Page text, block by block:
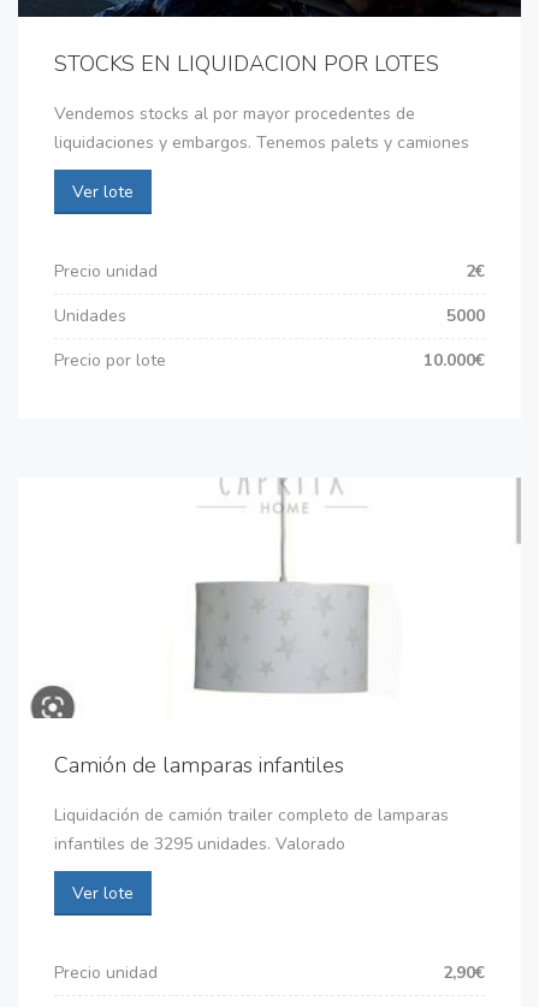
STOCKS EN LIQUIDACION POR LOTES
Vendemos stocks al por mayor procedentes de
liquidaciones y embargos. Tenemos palets y camiones
Ver lote
Precio unidad
2€
Unidades
5000
Precio por lote
10.000€
Camión de lamparas infantiles
Liquidación de camión trailer completo de lamparas
infantiles de 3295 unidades. Valorado
Ver lote
Precio unidad
2,90€